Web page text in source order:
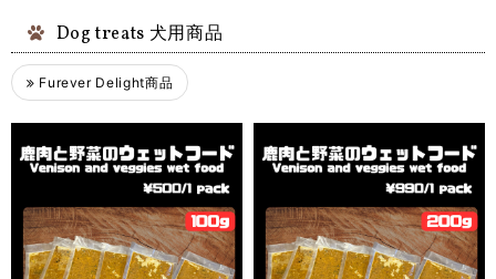
Dog treats 犬用商品
Furever Delight商品